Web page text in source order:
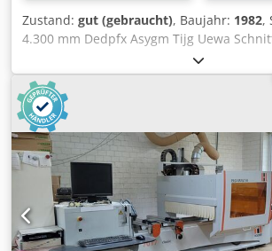
Zustand: gut (gebraucht), Baujahr: 1982,
4.300 mm Dedpfx Asygm Tijg Uewa
Maschinengewicht ca. ca. 600 kg kg